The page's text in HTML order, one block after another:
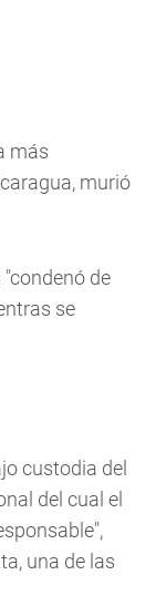
más
murió
de
se
custodia del
del cual el
una de las